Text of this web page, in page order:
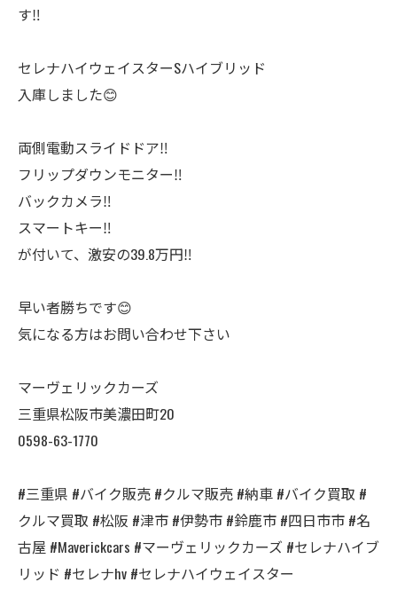
す‼️
セレナハイウェイスターSハイブリッド
入庫しました😊
両側電動スライドドア‼️
フリップダウンモニター‼️
バックカメラ‼️
スマートキー‼️
が付いて、激安の39.8万円‼️
早い者勝ちです😊
気になる方はお問い合わせ下さい
マーヴェリックカーズ
三重県松阪市美濃田町20
0598-63-1770
#三重県 #バイク販売 #クルマ販売 #納車 #バイク買取 #
クルマ買取 #松阪 #津市 #伊勢市 #鈴鹿市 #四日市市 #名
古屋 #Maverickcars #マーヴェリックカーズ #セレナハイブ
リッド #セレナhv #セレナハイウェイスター